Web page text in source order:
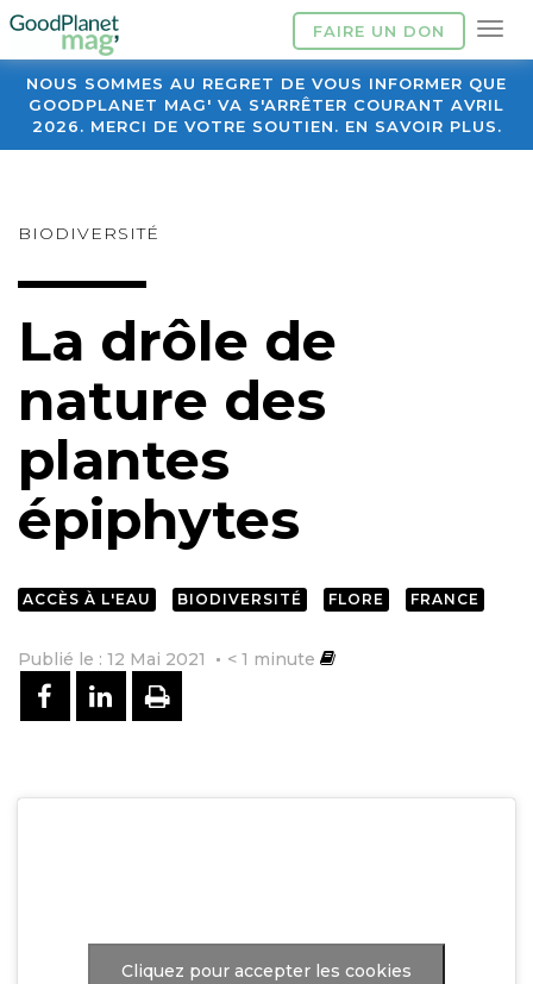
FAIRE UN DON
NOUS SOMMES AU REGRET DE VOUS INFORMER QUE
GOODPLANET MAG' VA S'ARRÊTER COURANT AVRIL
2026. MERCI DE VOTRE SOUTIEN. EN SAVOIR PLUS.
BIODIVERSITÉ
La drôle de
nature des
plantes
épiphytes
ACCÈS À L'EAU BIODIVERSITÉ FLORE FRANCE
Publié le : 12 Mai 2021 < 1 minute
PARTAGER SUR FACEBOOK
PARTAGER SUR LINKEDIN
IMPRIMER
Cliquez pour accepter les cookies